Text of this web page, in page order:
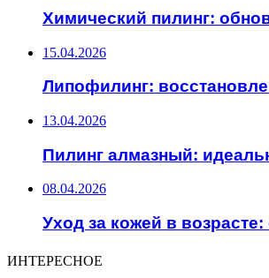
Химический пилинг:
15.04.2026
Липофилинг:
13.04.2026
Пилинг алмазный:
08.04.2026
Уход за кожей в
ИНТЕРЕСНОЕ